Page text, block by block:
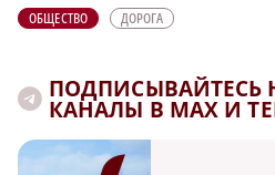
ОБЩЕСТВО ДОРОГА
ПОДПИСЫВАЙТЕСЬ
КАНАЛЫ В MAX И